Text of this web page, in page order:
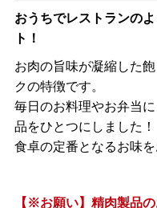
おうちでレストランの
ト！
お肉の旨味が凝縮した
クの特徴です。
毎日のお料理やお弁当
品をひとつにしました！
食卓の定番となるお味を
【※お願い】精肉製品